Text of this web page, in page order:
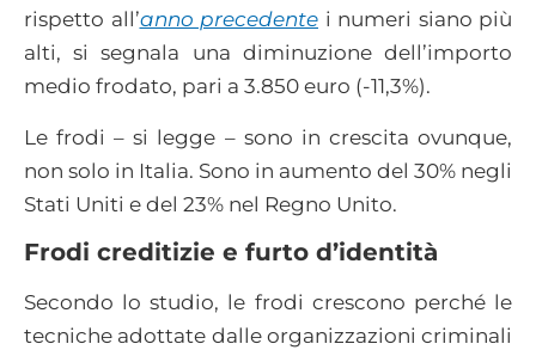
rispetto all’anno precedente i numeri siano più
alti, si segnala una diminuzione dell’importo
medio frodato, pari a 3.850 euro (-11,3%).
Le frodi – si legge – sono in crescita ovunque,
non solo in Italia. Sono in aumento del 30% negli
Stati Uniti e del 23% nel Regno Unito.
Frodi creditizie e furto d’identità
Secondo lo studio, le frodi crescono perché le
tecniche adottate dalle organizzazioni criminali